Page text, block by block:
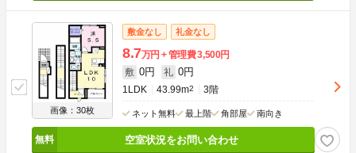
画像：30枚
敷金なし 礼金なし
8.7万円 管理費3,500円
敷 0円 礼 0円
1LDK 43.99m2 3階
ネット無料 最上階 角部屋 南向き
空室状況をお問い合わせ